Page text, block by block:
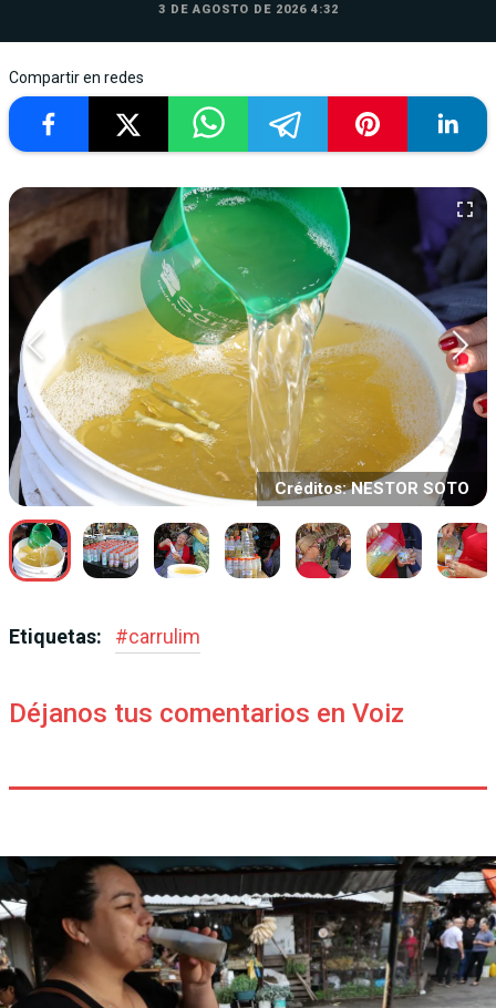
3 DE AGOSTO DE 2026 4:32
Compartir en redes
Créditos: NESTOR SOTO
Etiquetas: #carrulim
Déjanos tus comentarios en Voiz